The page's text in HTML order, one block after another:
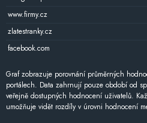
www.firmy.cz
zlatestranky.cz
facebook.com
Graf zobrazuje porovnání průměrných
portálech. Data zahrnují pouze období od
veřejně dostupných hodnocení uživatelů.
umožňuje vidět rozdíly v úrovni hodnocení